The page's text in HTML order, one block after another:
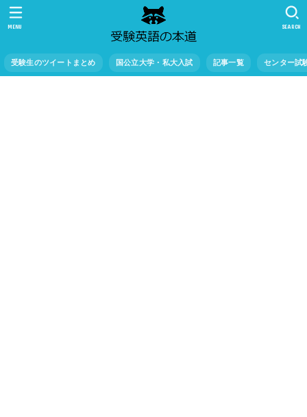
受験生のツイートまとめ 国公立大学・私大入試 記事一覧 センター試
SEARCH
MENU